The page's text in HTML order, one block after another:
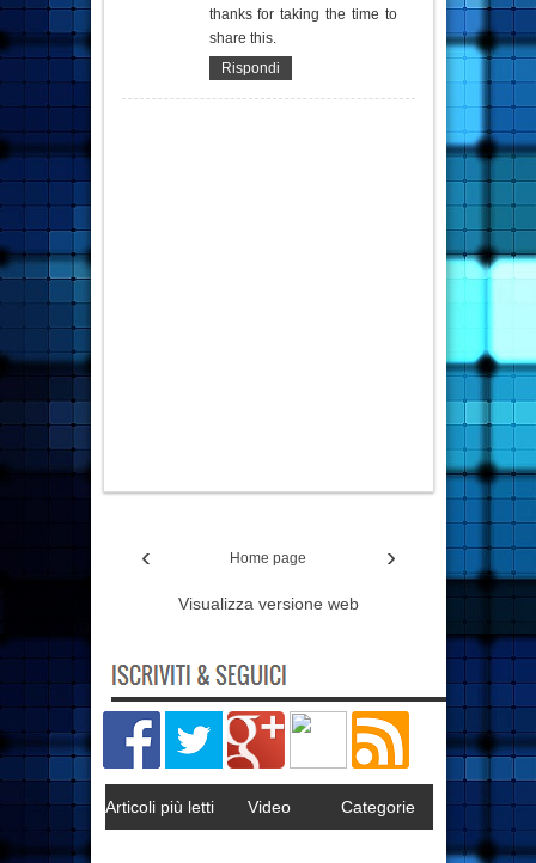
thanks for taking the time to
share this.
Rispondi
‹ ›
Home page
Visualizza versione web
Articoli più letti Video Categorie